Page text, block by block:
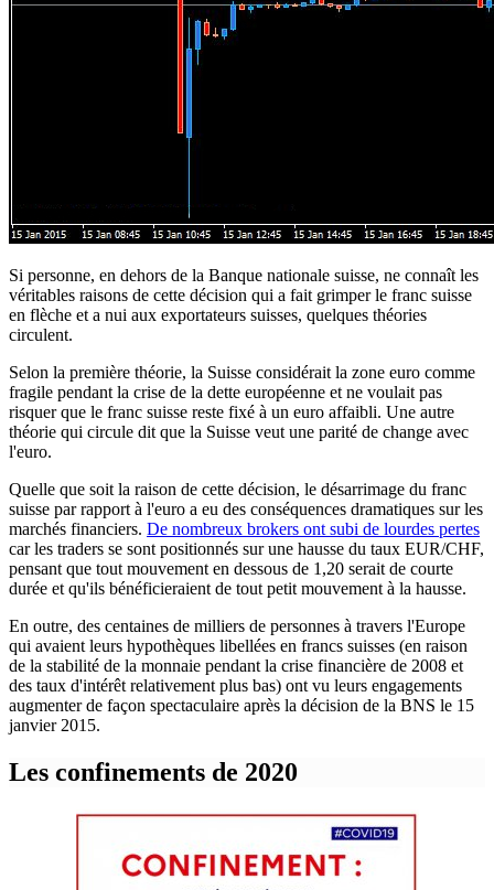
Si personne, en dehors de la Banque nationale suisse, ne connaît les
véritables raisons de cette décision qui a fait grimper le franc suisse
en flèche et a nui aux exportateurs suisses, quelques théories
circulent.
Selon la première théorie, la Suisse considérait la zone euro comme
fragile pendant la crise de la dette européenne et ne voulait pas
risquer que le franc suisse reste fixé à un euro affaibli. Une autre
théorie qui circule dit que la Suisse veut une parité de change avec
l'euro.
Quelle que soit la raison de cette décision, le désarrimage du franc
suisse par rapport à l'euro a eu des conséquences dramatiques sur les
marchés financiers. De nombreux brokers ont subi de lourdes pertes
car les traders se sont positionnés sur une hausse du taux EUR/CHF,
pensant que tout mouvement en dessous de 1,20 serait de courte
durée et qu'ils bénéficieraient de tout petit mouvement à la hausse.
En outre, des centaines de milliers de personnes à travers l'Europe
qui avaient leurs hypothèques libellées en francs suisses (en raison
de la stabilité de la monnaie pendant la crise financière de 2008 et
des taux d'intérêt relativement plus bas) ont vu leurs engagements
augmenter de façon spectaculaire après la décision de la BNS le 15
janvier 2015.
Les confinements de 2020